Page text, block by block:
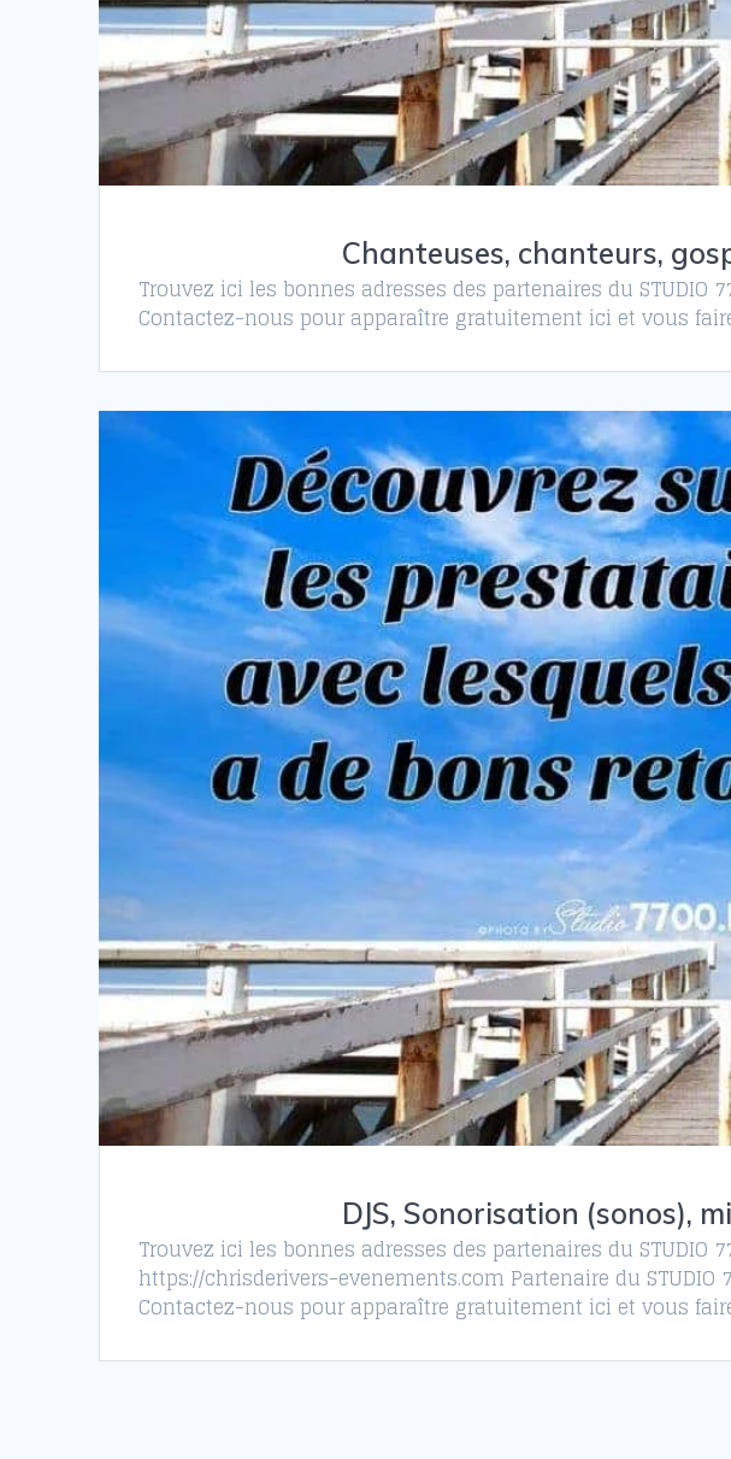
Chanteuses, chanteurs,
Trouvez ici les bonnes adresses des partenaires du STUDIO
Contactez-nous pour apparaître gratuitement ici et vous
DJS, Sonorisation (sonos),
Trouvez ici les bonnes adresses des partenaires du STUDIO
https://chrisderivers-evenements.com Partenaire du
Contactez-nous pour apparaître gratuitement ici et vous